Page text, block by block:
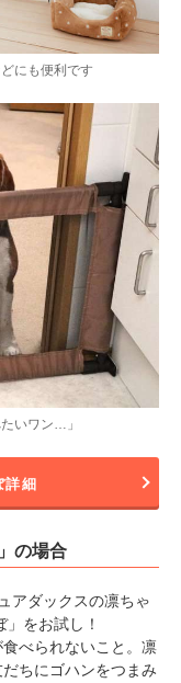
にも便利です
いワン…」
詳細
の場合
アダックスの凛ちゃ
をお試し！
べられないこと。凛
ちにゴハンをつまみ